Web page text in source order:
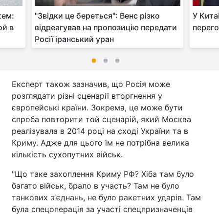
в
"Звідки це береться": Венс різко
відреагував на пропозицію передати
Росії іранський уран
У
Експерт також зазначив, що Росія може
розглядати різні сценарії вторгнення у
європейські країни. Зокрема, це може бути
спроба повторити той сценарій, який Москва
реалізувала в 2014 році на сході України та в
Криму. Адже для цього їм не потрібна велика
кількість сухопутних військ.
"Що таке захоплення Криму РФ? Хіба там було
багато військ, брало в участь? Там не було
танкових зʼєднань, не було ракетних ударів. Там
була спецоперація за участі спецпризначенців